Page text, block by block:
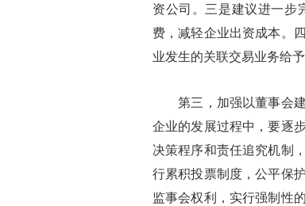
资公司。三是建议进一步
费，减轻企业出资成本。
业发生的关联交易业务给予
第三，加强以董事会建
企业的发展过程中，要逐
决策程序和责任追究机制
行累积投票制度，公平保
监事会权利，实行强制性